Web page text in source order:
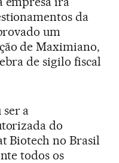
da
um
de Maximiano,
de sigilo fiscal
a
do
Biotech no Brasil
todos os